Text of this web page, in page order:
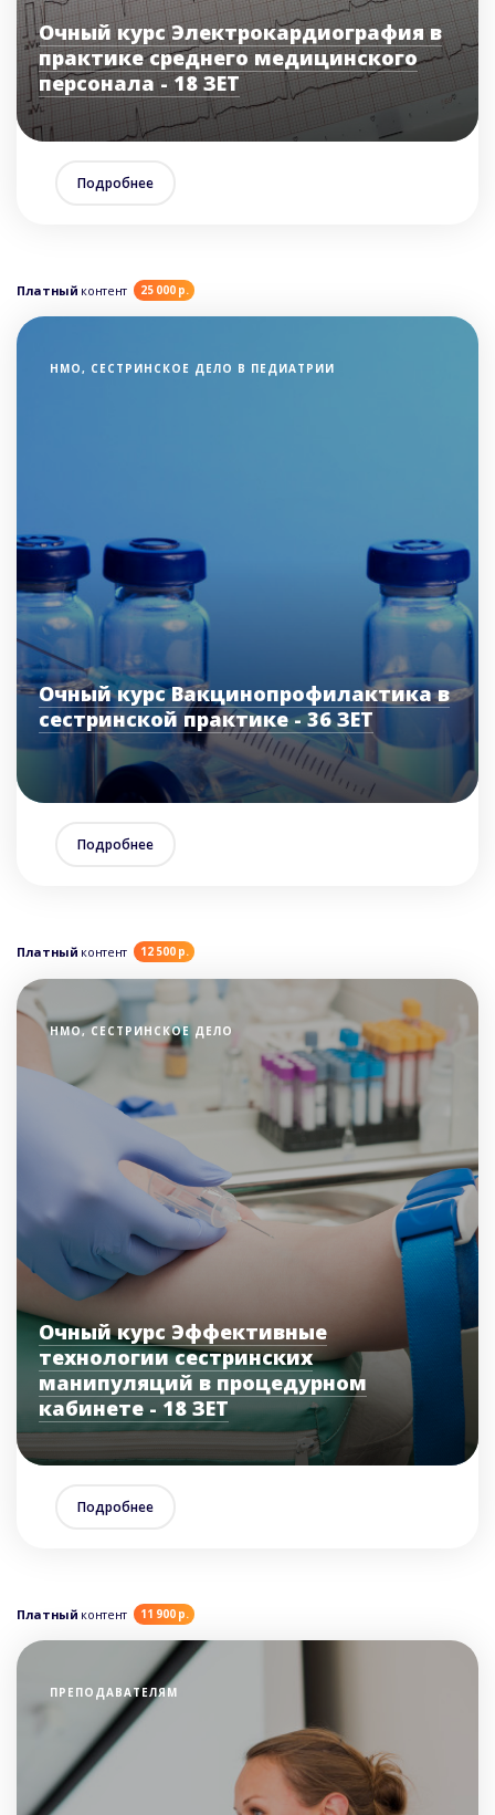
Очный курс Электрокардиография в
практике среднего медицинского
персонала - 18 ЗЕТ
Подробнее
Платный контент 25 000 р.
НМО, СЕСТРИНСКОЕ ДЕЛО В ПЕДИАТРИИ
Очный курс Вакцинопрофилактика в
сестринской практике - 36 ЗЕТ
Подробнее
Платный контент 12 500 р.
НМО, СЕСТРИНСКОЕ ДЕЛО
Очный курс Эффективные
технологии сестринских
манипуляций в процедурном
кабинете - 18 ЗЕТ
Подробнее
Платный контент 11 900 р.
ПРЕПОДАВАТЕЛЯМ